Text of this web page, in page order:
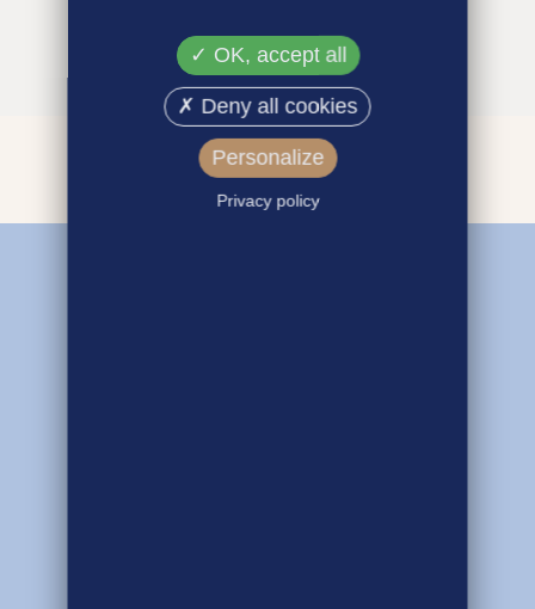
OK, accept all
Deny all cookies
Personalize
Privacy policy